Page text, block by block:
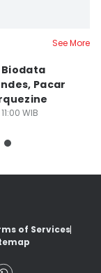
See More
Pacar
WIB
of Services